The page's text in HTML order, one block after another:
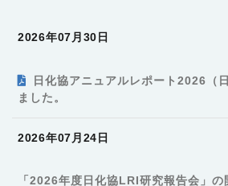
2026年07月30日
日化協アニュアルレポート2026（
ました。
2026年07月24日
「2026年度日化協LRI研究報告会」の